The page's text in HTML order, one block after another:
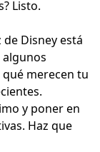
Listo.
Disney está
merecen tu
y poner en
Haz que